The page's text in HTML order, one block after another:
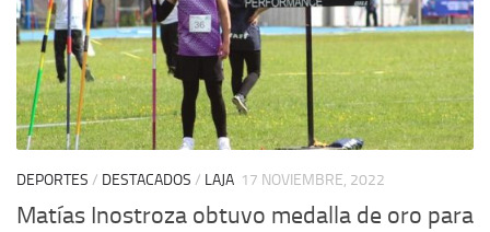
DEPORTES / DESTACADOS / LAJA 17 NOVIEMBRE, 2022
Matías Inostroza obtuvo medalla de oro para